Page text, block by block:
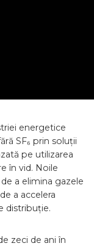
energetice
SF₆ prin soluții
pe utilizarea
în vid. Noile
a elimina gazele
a accelera
distribuție.
zeci de ani în